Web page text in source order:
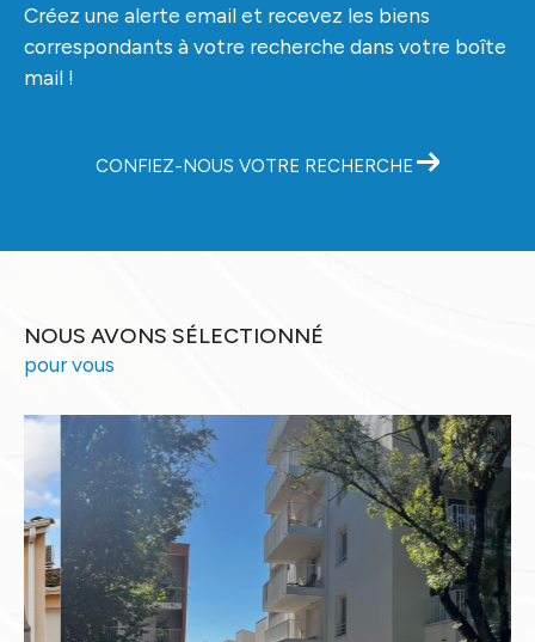
Créez une alerte email et recevez les biens
correspondants à votre recherche dans votre boîte
mail !
CONFIEZ-NOUS VOTRE RECHERCHE
NOUS AVONS SÉLECTIONNÉ
pour vous